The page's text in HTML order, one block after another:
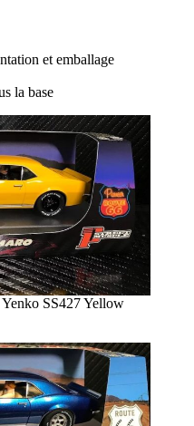
et emballage
la base
SS427 Yellow